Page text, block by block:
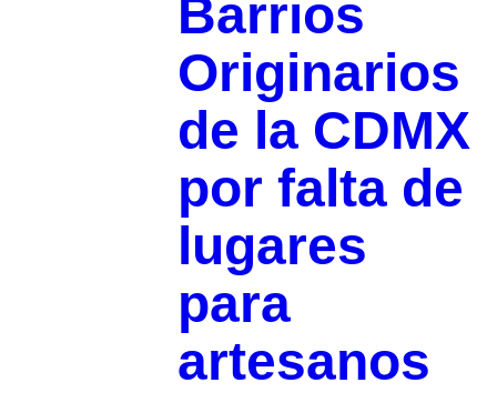
Barrios
Originarios
de la CDMX
por falta de
lugares
para
artesanos